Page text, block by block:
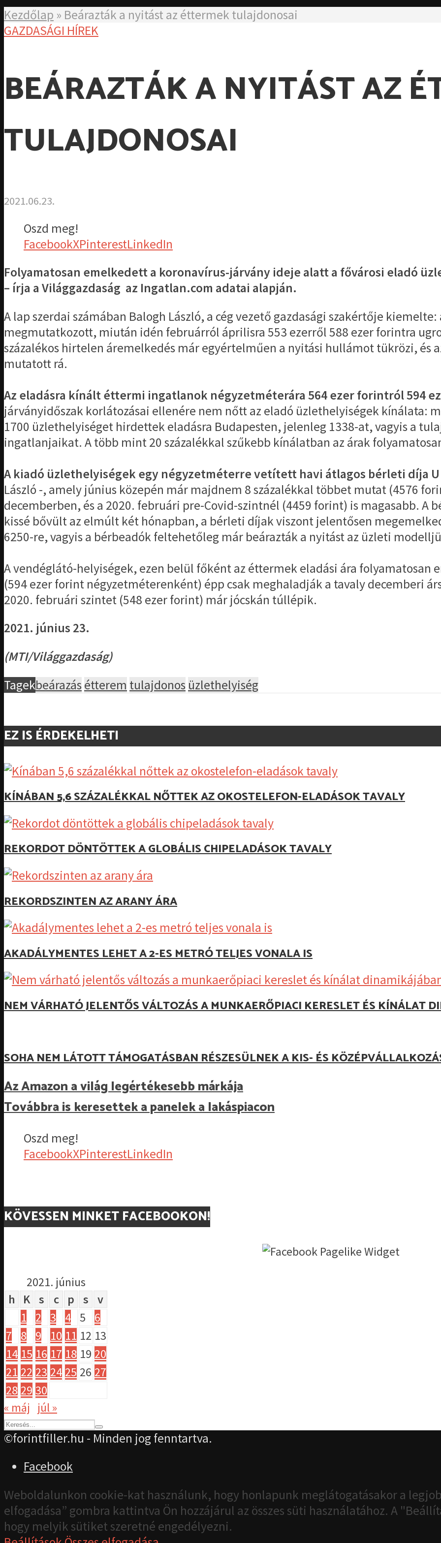
Kezdőlap » Beárazták a nyitást az éttermek tulajdonosai
GAZDASÁGI HÍREK
BEÁRAZTÁK A NYITÁST AZ
TULAJDONOSAI
2021.06.23.
Oszd meg!
FacebookXPinterestLinkedIn
Folyamatosan emelkedett a koronavírus-járvány ideje alatt a fővárosi eladó
– írja a Világgazdaság az Ingatlan.com adatai alapján.
A lap szerdai számában Balogh László, a cég vezető gazdasági szakértője
megmutatkozott, miután idén februárról áprilisra 553 ezerről 588 ezer forintra
százalékos hirtelen áremelkedés már egyértelműen a nyitási hullámot tükrözi, és
mutatott rá.
Az eladásra kínált éttermi ingatlanok négyzetméterára 564 ezer forintról 594
járványidőszak korlátozásai ellenére nem nőtt az eladó üzlethelyiségek kínálata:
1700 üzlethelyiséget hirdettek eladásra Budapesten, jelenleg 1338-at, vagyis a
ingatlanjaikat. A több mint 20 százalékkal szűkebb kínálatban az árak
A kiadó üzlethelyiségek egy négyzetméterre vetített havi átlagos bérleti díja
László -, amely június közepén már majdnem 8 százalékkal többet mutat (4576
decemberben, és a 2020. februári pre-Covid-szintnél (4459 forint) is magasabb. A
kissé bővült az elmúlt két hónapban, a bérleti díjak viszont jelentősen
6250-re, vagyis a bérbeadók feltehetőleg már beárazták a nyitást az üzleti
A vendéglátó-helyiségek, ezen belül főként az éttermek eladási ára folyamatosan
(594 ezer forint négyzetméterenként) épp csak meghaladják a tavaly decemberi
2020. februári szintet (548 ezer forint) már jócskán túllépik.
2021. június 23.
(MTI/Világgazdaság)
Tagekbeárazás étterem tulajdonos üzlethelyiség
EZ IS ÉRDEKELHETI
KÍNÁBAN 5,6 SZÁZALÉKKAL NŐTTEK AZ OKOSTELEFON-ELADÁSOK TAVALY
REKORDOT DÖNTÖTTEK A GLOBÁLIS CHIPELADÁSOK TAVALY
REKORDSZINTEN AZ ARANY ÁRA
AKADÁLYMENTES LEHET A 2-ES METRÓ TELJES VONALA IS
NEM VÁRHATÓ JELENTŐS VÁLTOZÁS A MUNKAERŐPIACI KERESLET ÉS KÍNÁLAT
SOHA NEM LÁTOTT TÁMOGATÁSBAN RÉSZESÜLNEK A KIS- ÉS
Az Amazon a világ legértékesebb márkája
Továbbra is keresettek a panelek a lakáspiacon
Oszd meg!
FacebookXPinterestLinkedIn
KÖVESSEN MINKET FACEBOOKON!
2021. június
h
K s c p s
v
1
2 3 4 5
6
7
8 9 10 11 12 13
14 15 16 17 18 19 20
21 22 23 24 25 26 27
28 29 30
« máj
júl »
©forintfiller.hu - Minden jog fenntartva.
Facebook
Weboldalunkon cookie-kat használunk, hogy honlapunk meglátogatásakor a
elfogadása” gombra kattintva Ön hozzájárul az összes süti használatához. A
hogy melyik sütiket szeretné engedélyezni.